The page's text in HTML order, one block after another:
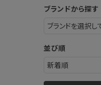
ブランドから探す
並び順